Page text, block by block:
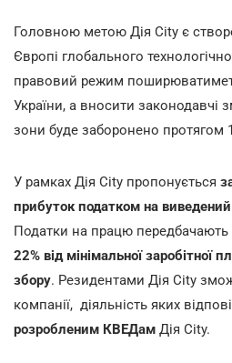
Головною метою Дія City є
Європі глобального
правовий режим
України, а вносити законодавчі
зони буде заборонено протягом
У рамках Дія City пропонується
прибуток податком на
Податки на працю передбачають
22% від мінімальної заробітної
збору. Резидентами Дія City
компанії, діяльність яких
розробленим КВЕДам Дія City.